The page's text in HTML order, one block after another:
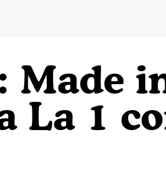
Made
La 1